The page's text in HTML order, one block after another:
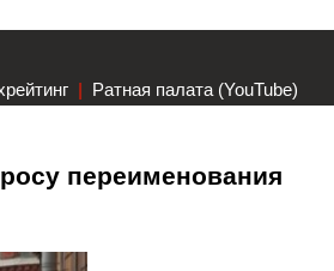
| Ратная палата (YouTube)
переименования